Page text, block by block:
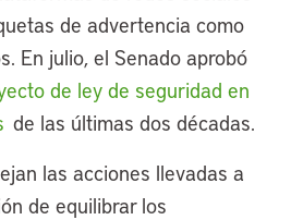
de advertencia como
En julio, el Senado aprobó
de ley de seguridad en
de las últimas dos décadas.
las acciones llevadas a
de equilibrar los